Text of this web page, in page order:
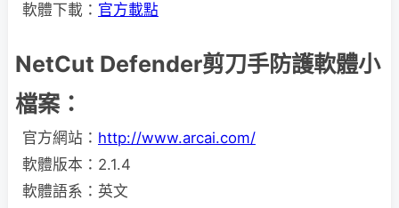
軟體下載： 官方載點
NetCut Defender剪刀手防護軟體小
檔案：
官方網站： http://www.arcai.com/
軟體版本：2.1.4
軟體語系：英文